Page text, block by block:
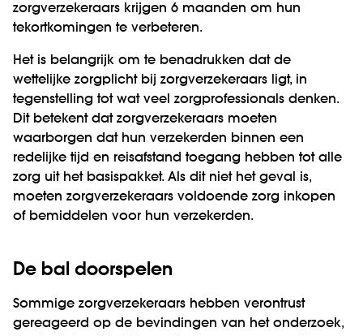
zorgverzekeraars krijgen 6 maanden om hun
tekortkomingen te verbeteren.
Het is belangrijk om te benadrukken dat de
wettelijke zorgplicht bij zorgverzekeraars ligt, in
tegenstelling tot wat veel zorgprofessionals denken.
Dit betekent dat zorgverzekeraars moeten
waarborgen dat hun verzekerden binnen een
redelijke tijd en reisafstand toegang hebben tot alle
zorg uit het basispakket. Als dit niet het geval is,
moeten zorgverzekeraars voldoende zorg inkopen
of bemiddelen voor hun verzekerden.
De bal doorspelen
Sommige zorgverzekeraars hebben verontrust
gereageerd op de bevindingen van het onderzoek,